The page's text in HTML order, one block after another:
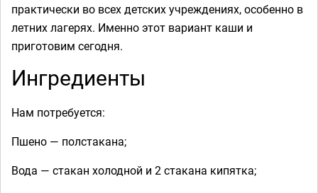
практически во всех детских учреждениях, особенно в
летних лагерях. Именно этот вариант каши и
приготовим сегодня.
Ингредиенты
Нам потребуется:
Пшено — полстакана;
Вода — стакан холодной и 2 стакана кипятка;